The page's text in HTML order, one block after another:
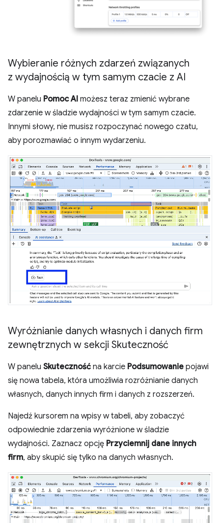
Wybieranie różnych zdarzeń związanych
z wydajnością w tym samym czacie z AI
W panelu Pomoc AI możesz teraz zmienić wybrane
zdarzenie w śladzie wydajności w tym samym czacie.
Innymi słowy, nie musisz rozpoczynać nowego czatu,
aby porozmawiać o innym wydarzeniu.
Wyróżnianie danych własnych i danych firm
zewnętrznych w sekcji Skuteczność
W panelu Skuteczność na karcie Podsumowanie pojawi
się nowa tabela, która umożliwia rozróżnianie danych
własnych, danych innych firm i danych z rozszerzeń.
Najedź kursorem na wpisy w tabeli, aby zobaczyć
odpowiednie zdarzenia wyróżnione w śladzie
wydajności. Zaznacz opcję Przyciemnij dane innych
firm, aby skupić się tylko na danych własnych.